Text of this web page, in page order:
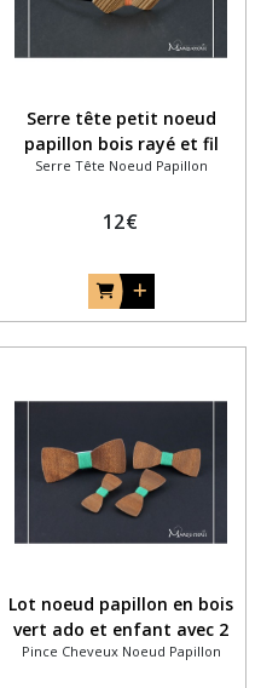
Serre tête petit noeud
papillon bois rayé et fil
coton orange safran
Serre Tête Noeud Papillon
12€
Lot noeud papillon en bois
vert ado et enfant avec 2
pinces à cheveux assorties
Pince Cheveux Noeud Papillon